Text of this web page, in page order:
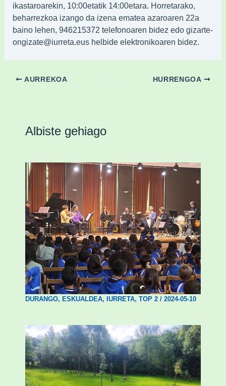
ikastaroarekin, 10:00etatik 14:00etara. Horretarako,
beharrezkoa izango da izena ematea azaroaren 22a
baino lehen, 946215372 telefonoaren bidez edo gizarte-
ongizate@iurreta.eus helbide elektronikoaren bidez.
AURREKOA HURRENGOA
Albiste gehiago
Iurretako eta Durangoko 610 ikaslek
parte hartuko dute kontzertu
didaktikoetan
DURANGO, ESKUALDEA, IURRETA, TOP 2/ 2024-05-10